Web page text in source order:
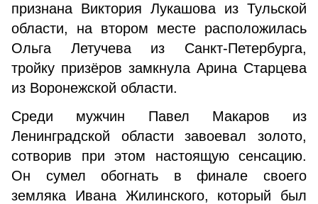
признана Виктория Лукашова из Тульской
области, на втором месте расположилась
Ольга Летучева из Санкт-Петербурга,
тройку призёров замкнула Арина Старцева
из Воронежской области.
Среди мужчин Павел Макаров из
Ленинградской области завоевал золото,
сотворив при этом настоящую сенсацию.
Он сумел обогнать в финале своего
земляка Ивана Жилинского, который был